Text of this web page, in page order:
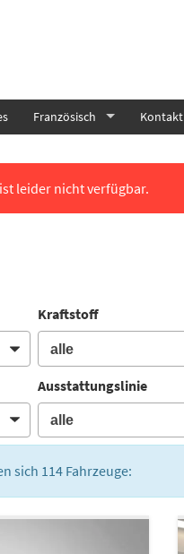
Französisch Kontakt
leider nicht verfügbar.
Kraftstoff
Ausstattungslinie
sich 114Fahrzeuge: